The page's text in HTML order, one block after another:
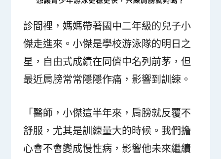
診間裡，媽媽帶著國中二年級的兒子小
傑走進來。小傑是學校游泳隊的明日之
星，自由式成績在同儕中名列前茅，但
最近肩膀常常隱隱作痛，影響到訓練。
「醫師，小傑這半年來，肩膀就反覆不
舒服，尤其是訓練量大的時候。我們擔
心會不會變成慢性病，影響他未來繼續